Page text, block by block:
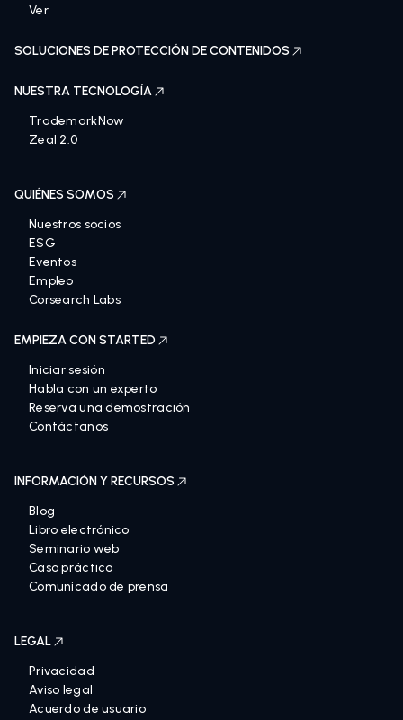
Ver
SOLUCIONES DE PROTECCIÓN DE CONTENIDOS
NUESTRA TECNOLOGÍA
TrademarkNow
Zeal 2.0
QUIÉNES SOMOS
Nuestros socios
ESG
Eventos
Empleo
Corsearch Labs
EMPIEZA CON STARTED
Iniciar sesión
Habla con un experto
Reserva una demostración
Contáctanos
INFORMACIÓN Y RECURSOS
Blog
Libro electrónico
Seminario web
Caso práctico
Comunicado de prensa
LEGAL
Privacidad
Aviso legal
Acuerdo de usuario